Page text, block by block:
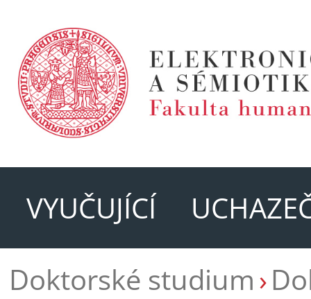
VYUČUJÍCÍ
Doktorské studium